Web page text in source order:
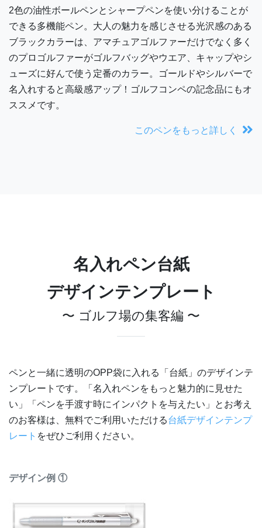
2色の油性ボールペンとシャープペンを使い分けることが
できる多機能ペン。大人の魅力を感じさせる光沢感のある
ブラックカラーは、アマチュアゴルファーだけでなく多く
のプロゴルファーがゴルフバッグやウエア、キャップやシ
ューズに好んで使う定番のカラー。ゴールドやシルバーで
名入れすると高級感アップ！ゴルフコンペの記念品にもオ
ススメです。
このペンをもっと詳しく
名入れペン台紙
デザインテンプレート
〜 ゴルフ場の集客編 〜
ペンと一緒に透明のOPP袋に入れる「台紙」のデザインテ
ンプレートです。「名入れペンをもっと魅力的に見せた
い」「ペンを手渡す時にインパクトを与えたい」とお考え
のお客様は、無料でご利用いただける台紙デザインテンプ
レート をぜひご利用ください。
デザイン例 ①